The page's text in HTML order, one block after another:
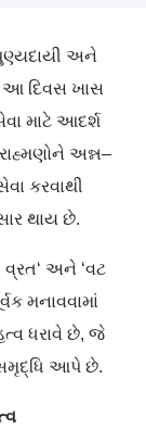
અને
આ દિવસ ખાસ
માટે આદર્શ
અન્ન–
કરવાથી
થાય છે.
વ્રત‘ અને ‘વટ
મનાવવામાં
ધરાવે છે, જે
આપે છે.